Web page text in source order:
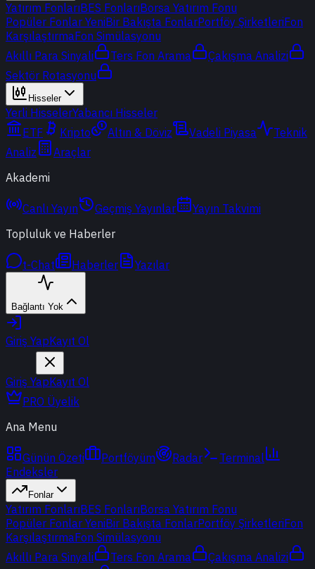
Yatırım FonlarıBES FonlarıBorsa Yatırım Fonu
Popüler Fonlar YeniBir Bakışta FonlarPortföy ŞirketleriFon
KarşılaştırmaFon Simülasyonu
Akıllı Para Sinyali
Ters Fon Arama
Çakışma Analizi
Sektör Rotasyonu
Hisseler
Yerli HisselerYabancı Hisseler
ETF
Kripto Altın & Döviz Vadeli Piyasa
Teknik
Analiz
Araçlar
Akademi
Canlı Yayın Geçmiş Yayınlar
Yayın Takvimi
Topluluk ve Haberler
t-Chat Haberler Yazılar
Bağlantı Yok
Giriş YapKayıt Ol
Giriş YapKayıt Ol
PRO Üyelik
Ana Menu
Günün Özeti Portföyüm Radar
Terminal
Endeksler
Fonlar
Yatırım FonlarıBES FonlarıBorsa Yatırım Fonu
Popüler Fonlar YeniBir Bakışta FonlarPortföy ŞirketleriFon
KarşılaştırmaFon Simülasyonu
Akıllı Para Sinyali
Ters Fon Arama
Çakışma Analizi